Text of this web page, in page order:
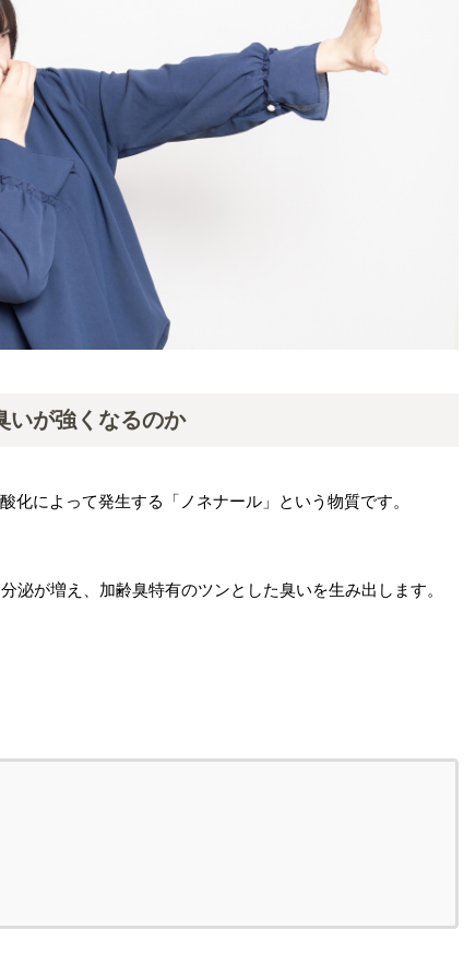
いが強くなるのか
化によって発生する「ノネナール」という物質です。
泌が増え、加齢臭特有のツンとした臭いを生み出します。